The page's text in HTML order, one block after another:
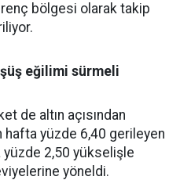
bölgesi olarak takip
eğilimi sürmeli
de altın açısından
hafta yüzde 6,40 gerileyen
yüzde 2,50 yükselişle
yöneldi.